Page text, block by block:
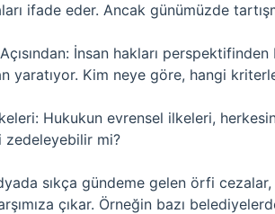
ifade eder. Ancak günümüzde
İnsan hakları
yaratıyor. Kim neye göre, hangi kriterle
Hukukun evrensel ilkeleri,
mi?
sıkça gündeme gelen örfi
çıkar. Örneğin bazı